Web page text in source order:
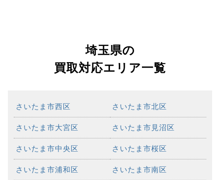
埼玉県の
買取対応エリア一覧
さいたま市西区 さいたま市北区
さいたま市大宮区 さいたま市見沼区
さいたま市中央区 さいたま市桜区
さいたま市浦和区 さいたま市南区